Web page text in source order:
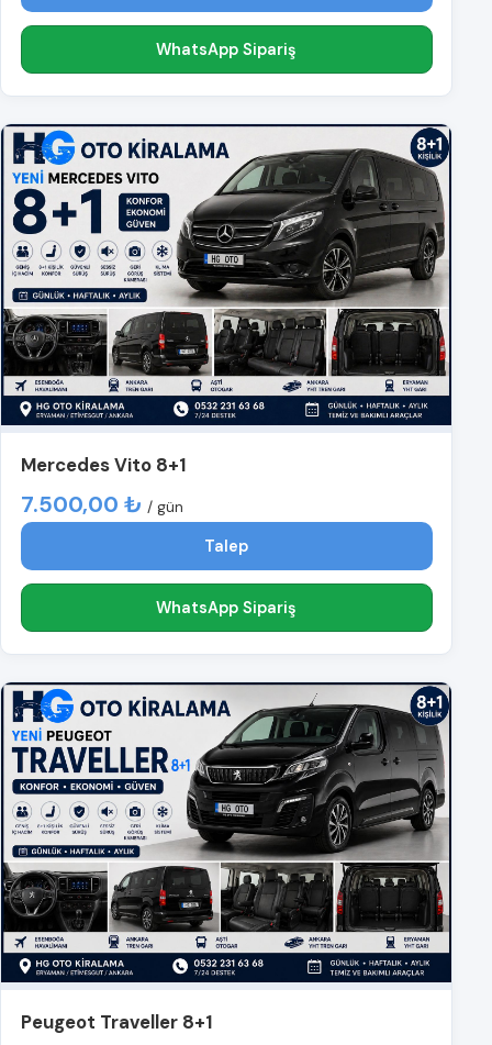
WhatsApp Sipariş
Mercedes Vito 8+1
7.500,00 ₺ / gün
Talep
WhatsApp Sipariş
Peugeot Traveller 8+1